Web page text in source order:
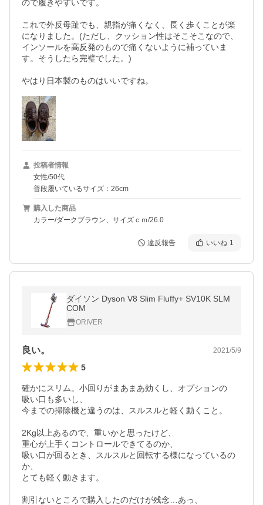
ので履きやすいです。
これで外反母趾でも、親指が痛くなく、長く歩くことが楽
になりました。(ただし、クッション性はそこそこなので、
インソールを高反発のもので痛くないように補っていま
す。そうしたら完璧でした。)
やはり日本製のものはいいですね。
投稿者情報
女性/50代
普段履いているサイズ：26cm
購入した商品
カラー/ダークブラウン、サイズｃｍ/26.0
違反報告 いいね 1
ダイソン Dyson V8 Slim Fluffy+ SV10K SLM
COM
ORIVER
良い。 2021/5/9
5
確かにスリム。小回りがまあまあ効くし、オプションの
吸い口も多いし、
今までの掃除機と違うのは、スルスルと軽く動くこと。
2Kg以上あるので、重いかと思ったけど、
重心が上手くコントロールできてるのか、
吸い口が回るとき、スルスルと回転する様になっているの
か、
とても軽く動きます。
割引ないところで購入したのだけが残念…あっ、